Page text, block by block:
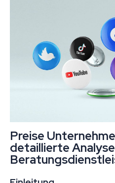
Preise
detaillierte